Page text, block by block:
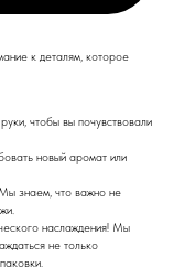
к деталям, которое
чтобы вы почувствовали
новый аромат или
знаем, что важно не
наслаждения! Мы
не только